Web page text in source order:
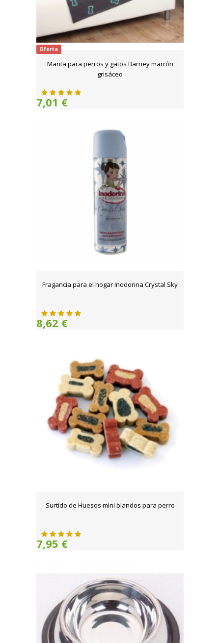
Oferta
Manta para perros y gatos Barney marrón
grisáceo
7,01 €
Fragancia para el hogar Inodorina Crystal Sky
8,62 €
Surtido de Huesos mini blandos para perro
7,95 €